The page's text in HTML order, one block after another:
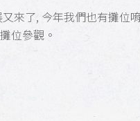
來了, 今年我們也有攤位
位參觀。